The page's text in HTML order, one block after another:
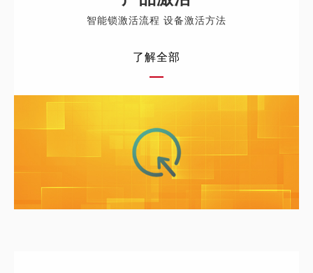
智能锁激活流程 设备激活方法
了解全部